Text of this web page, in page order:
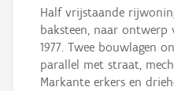
Half vrijstaande
baksteen, naar ontwerp
1977. Twee bouwlagen
parallel met straat,
Markante erkers en